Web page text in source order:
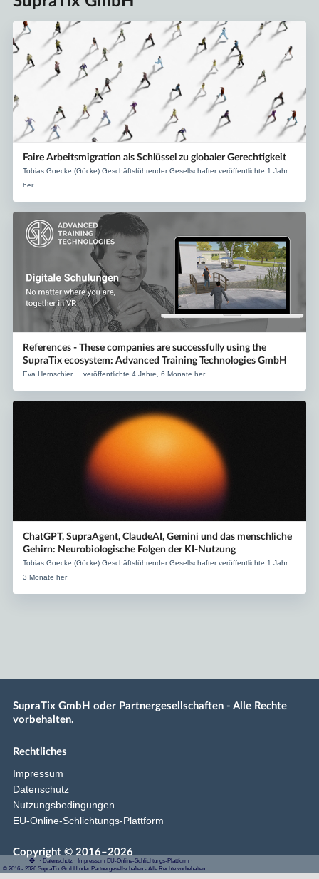
Faire Arbeitsmigration als Schlüssel zu globaler Gerechtigkeit
Tobias Goecke (Göcke) Geschäftsführender Gesellschafter veröffentlichte 1 Jahr
her
References - These companies are successfully using the
SupraTix ecosystem: Advanced Training Technologies GmbH
Eva Hernschier ... veröffentlichte 4 Jahre, 6 Monate her
ChatGPT, SupraAgent, ClaudeAI, Gemini und das menschliche
Gehirn: Neurobiologische Folgen der KI-Nutzung
Tobias Goecke (Göcke) Geschäftsführender Gesellschafter veröffentlichte 1 Jahr,
3 Monate her
SupraTix GmbH oder Partnergesellschaften - Alle Rechte
vorbehalten.
Rechtliches
Impressum
Datenschutz
Nutzungsbedingungen
EU-Online-Schlichtungs-Plattform
Copyright © 2016–2026
· · · Datenschutz · Impressum EU-Online-Schlichtungs-Plattform ·
© 2016 - 2026 SupraTix GmbH oder Partnergesellschaften - Alle Rechte vorbehalten.